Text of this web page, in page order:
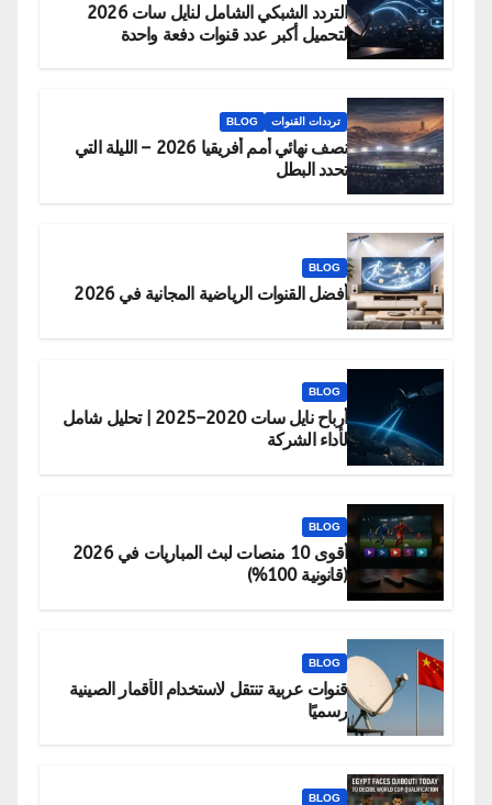
التردد الشبكي الشامل لنايل سات 2026
لتحميل أكبر عدد قنوات دفعة واحدة
ترددات القنوات BLOG
نصف نهائي أمم أفريقيا 2026 – الليلة التي
تحدد البطل
BLOG
أفضل القنوات الرياضية المجانية في 2026
BLOG
أرباح نايل سات 2020–2025 | تحليل شامل
لأداء الشركة
BLOG
أقوى 10 منصات لبث المباريات في 2026
(قانونية 100%)
BLOG
قنوات عربية تنتقل لاستخدام الأقمار الصينية
رسميًا
BLOG